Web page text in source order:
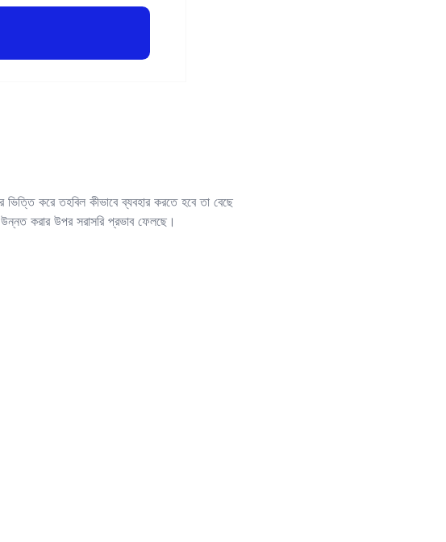
ভিত্তি করে তহবিল কীভাবে ব্যবহার করতে হবে তা বেছে
উন্নত করার উপর সরাসরি প্রভাব ফেলছে।